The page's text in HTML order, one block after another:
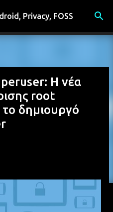
περιεχόμενο
Privacy, FOSS
Η νέα
root
δημιουργό